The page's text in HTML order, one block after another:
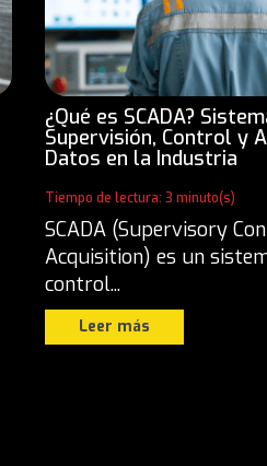
¿Qué es SCADA?
Supervisión, Control y
Datos en la Industria
Tiempo de lectura: 3 minuto(s)
SCADA (Supervisory
Acquisition) es un
control...
Leer más